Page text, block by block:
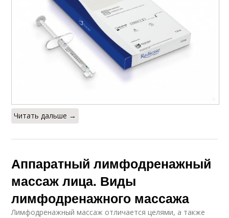
Читать дальше →
Аппаратный лимфодренажный
массаж лица. Виды
лимфодренажного массажа
Лимфодренажный массаж отличается целями, а также